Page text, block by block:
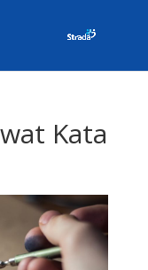
Kata